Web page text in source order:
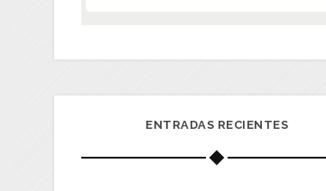
ENTRADAS RECIENTES